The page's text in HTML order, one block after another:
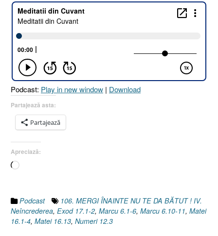
ÎNAINTE,
NU
(IV.
Neîncrederea)
Podcast: Play in new window | Download
Partajează asta:
Partajează
Apreciază:
Încarc...
Podcast
106. MERGI ÎNAINTE NU TE DA BĂTUT ! IV.
Neîncrederea, Exod 17.1-2, Marcu 6.1-6, Marcu 6.10-11, Matei
16.1-4, Matei 16.13, Numeri 12.3